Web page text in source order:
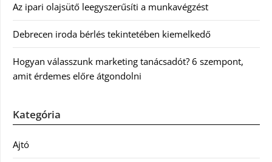
Az ipari olajsütő leegyszerűsíti a munkavégzést
Debrecen iroda bérlés tekintetében kiemelkedő
Hogyan válasszunk marketing tanácsadót? 6 szempont,
amit érdemes előre átgondolni
Kategória
Ajtó